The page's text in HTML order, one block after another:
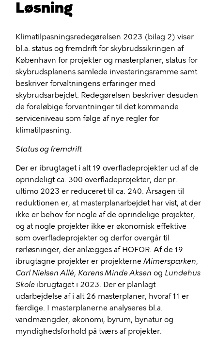
Løsning
Klimatilpasningsredegørelsen 2023 (bilag 2) viser
bl.a. status og fremdrift for skybrudssikringen af
København for projekter og masterplaner, status for
skybrudsplanens samlede investeringsramme samt
beskriver forvaltningens erfaringer med
skybrudsarbejdet. Redegørelsen beskriver desuden
de foreløbige forventninger til det kommende
serviceniveau som følge af nye regler for
klimatilpasning.
Status og fremdrift
Der er ibrugtaget i alt 19 overfladeprojekter ud af de
oprindeligt ca. 300 overfladeprojekter, der pr.
ultimo 2023 er reduceret til ca. 240. Årsagen til
reduktionen er, at masterplanarbejdet har vist, at der
ikke er behov for nogle af de oprindelige projekter,
og at nogle projekter ikke er økonomisk effektive
som overfladeprojekter og derfor overgår til
rørløsninger, der anlægges af HOFOR. Af de 19
ibrugtagne projekter er projekterne Mimersparken,
Carl Nielsen Allé, Karens Minde Aksen og Lundehus
Skole ibrugtaget i 2023. Der er planlagt
udarbejdelse af i alt 26 masterplaner, hvoraf 11 er
færdige. I masterplanerne analyseres bl.a.
vandmængder, økonomi, byrum, bynatur og
myndighedsforhold på tværs af projekter.